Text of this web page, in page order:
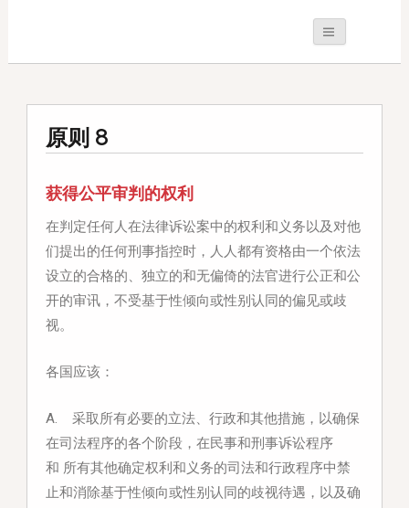
原则 8
获得公平审判的权利
在判定任何人在法律诉讼案中的权利和义务以及对他
们提出的任何刑事指控时，人人都有资格由一个依法
设立的合格的、独立的和无偏倚的法官进行公正和公
开的审讯，不受基于性倾向或性别认同的偏见或歧
视。
各国应该：
A. 采取所有必要的立法、行政和其他措施，以确保
在司法程序的各个阶段，在民事和刑事诉讼程序
和 所有其他确定权利和义务的司法和行政程序中禁
止和消除基于性倾向或性别认同的歧视待遇，以及确